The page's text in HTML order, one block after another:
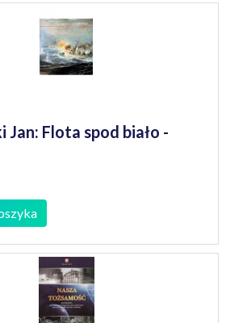
Jan: Flota spod biało -